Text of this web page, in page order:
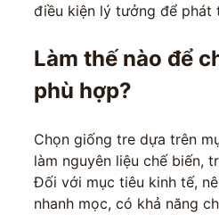
điều kiện lý tưởng để phát
Làm thế nào để
phù hợp?
Chọn giống tre dựa trên
làm nguyên liệu chế biến,
Đối với mục tiêu kinh tế,
nhanh mọc, có khả năng